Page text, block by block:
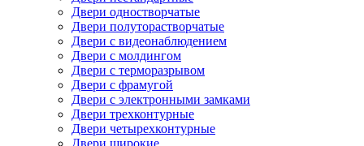
Двери одностворчатые
Двери полуторастворчатые
Двери с видеонаблюдением
Двери с молдингом
Двери с терморазрывом
Двери с фрамугой
Двери с электронными замками
Двери трехконтурные
Двери четырехконтурные
Двери широкие